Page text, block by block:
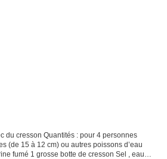
du cresson Quantités : pour 4 personnes
(de 15 à 12 cm) ou autres poissons d’eau
fumé 1 grosse botte de cresson Sel , eau